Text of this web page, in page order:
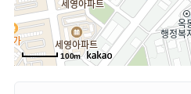
100m